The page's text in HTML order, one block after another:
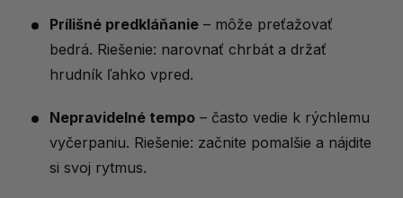
Prílišné predkláňanie – môže preťažovať
bedrá. Riešenie: narovnať chrbát a držať
hrudník ľahko vpred.
Nepravidelné tempo – často vedie k rýchlemu
vyčerpaniu. Riešenie: začnite pomalšie a nájdite
si svoj rytmus.